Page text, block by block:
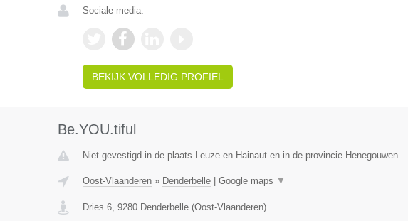
Sociale media:
BEKIJK VOLLEDIG PROFIEL
Be.YOU.tiful
Niet gevestigd in de plaats Leuze en Hainaut en in de provincie Henegouwen.
Oost-Vlaanderen» Denderbelle| Google maps ▼
Dries 6, 9280 Denderbelle(Oost-Vlaanderen)